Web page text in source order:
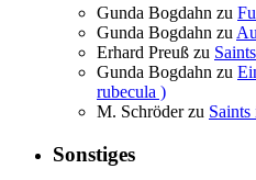
Gunda Bogdahn zu
Gunda Bogdahn zu
Erhard Preuß zu
Gunda Bogdahn zu
rubecula )
M. Schröderzu
Sonstiges